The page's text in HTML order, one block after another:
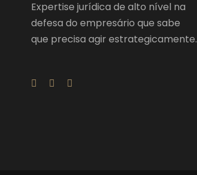
Expertise jurídica de alto nível na
defesa do empresário que sabe
que precisa agir estrategicamente.